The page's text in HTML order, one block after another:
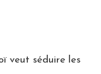
veut séduire les